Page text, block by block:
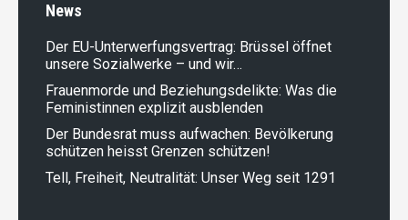
News
Der EU-Unterwerfungsvertrag: Brüssel öffnet
unsere Sozialwerke – und wir…
Frauenmorde und Beziehungsdelikte: Was die
Feministinnen explizit ausblenden
Der Bundesrat muss aufwachen: Bevölkerung
schützen heisst Grenzen schützen!
Tell, Freiheit, Neutralität: Unser Weg seit 1291